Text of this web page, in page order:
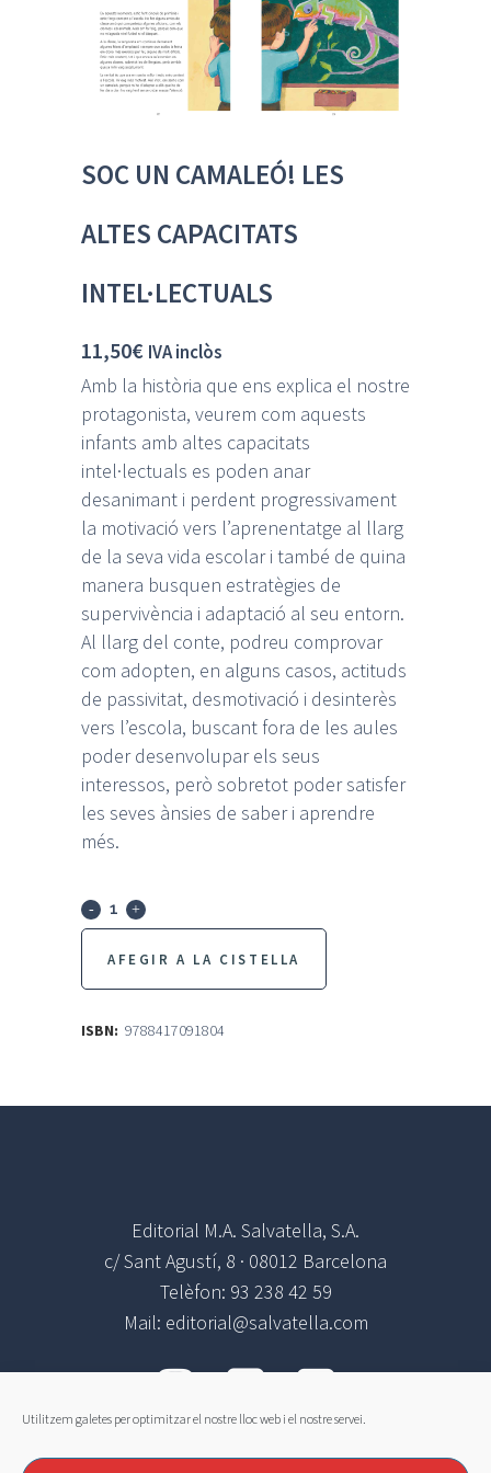
Utilitzem galetes per optimitzar el nostre lloc web i el nostre servei.
SOC UN CAMALEÓ! LES
ALTES CAPACITATS
INTEL·LECTUALS
11,50€ IVA inclòs
Amb la història que ens explica el nostre
protagonista, veurem com aquests
infants amb altes capacitats
intel·lectuals es poden anar
desanimant i perdent progressivament
la motivació vers l’aprenentatge al llarg
de la seva vida escolar i també de quina
manera busquen estratègies de
supervivència i adaptació al seu entorn.
Al llarg del conte, podreu comprovar
com adopten, en alguns casos, actituds
de passivitat, desmotivació i desinterès
vers l’escola, buscant fora de les aules
poder desenvolupar els seus
interessos, però sobretot poder satisfer
les seves ànsies de saber i aprendre
més.
Soc
camaleó!
Les
capacitats
AFEGIR A LA CISTELLA
ISBN: 9788417091804
Editorial M.A. Salvatella, S.A.
c/ Sant Agustí, 8 · 08012 Barcelona
Telèfon: 93 238 42 59
Mail: editorial@salvatella.com